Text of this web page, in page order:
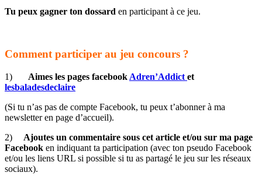
Tu peux gagner ton dossard en participant à ce jeu.
Comment participer au jeu concours ?
1) Aimes les pages facebook Adren’Addict et
lesbaladesdeclaire
(Si tu n’as pas de compte Facebook, tu peux t’abonner à ma
newsletter en page d’accueil).
2)
Ajoutes un commentaire sous cet article et/ou sur ma page
Facebook en indiquant ta participation (avec ton pseudo Facebook
et/ou les liens URL si possible si tu as partagé le jeu sur les réseaux
sociaux).